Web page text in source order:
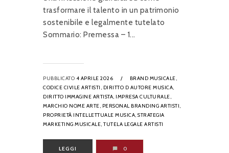
trasformare il talento in un patrimonio
sostenibile e legalmente tutelato
Sommario: Premessa – 1...
PUBBLICATO 4 APRILE 2026 /
BRAND MUSICALE,
CODICE CIVILE ARTISTI, DIRITTO D AUTORE MUSICA,
DIRITTO IMMAGINE ARTISTA, IMPRESA CULTURALE,
MARCHIO NOME ARTE, PERSONAL BRANDING ARTISTI,
PROPRIETÀ INTELLETTUALE MUSICA, STRATEGIA
MARKETING MUSICALE, TUTELA LEGALE ARTISTI
LEGGI 0